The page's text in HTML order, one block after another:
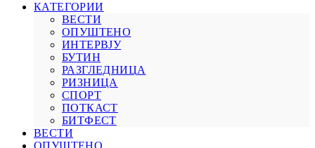
КАТЕГОРИИ
ВЕСТИ
ОПУШТЕНО
ИНТЕРВЈУ
БУТИН
РАЗГЛЕДНИЦА
РИЗНИЦА
СПОРТ
ПОТКАСТ
БИТФЕСТ
ВЕСТИ
ОПУШТЕНО